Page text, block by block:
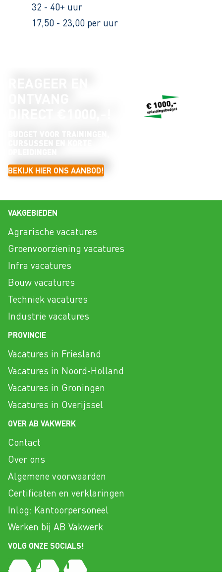
32 - 40+ uur
17,50 - 23,00 per uur
BEKIJK HIER ONS AANBOD!
VAKGEBIEDEN
Agrarische vacatures
Groenvoorziening vacatures
Infra vacatures
Bouw vacatures
Techniek vacatures
Industrie vacatures
PROVINCIE
Vacatures in Friesland
Vacatures in Noord-Holland
Vacatures in Groningen
Vacatures in Overijssel
OVER AB VAKWERK
Contact
Over ons
Algemene voorwaarden
Certificaten en verklaringen
Inlog: Kantoorpersoneel
Werken bij AB Vakwerk
VOLG ONZE SOCIALS!